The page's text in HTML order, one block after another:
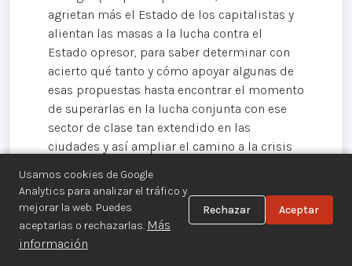
Usamos cookies de Google
Analytics para analizar el tráfico y
mejorar la web. Puedes
aceptarlas o rechazarlas. Más
información
Rechazar Aceptar
agrietan más el Estado de los capitalistas y
alientan las masas a la lucha contra el
Estado opresor, para saber determinar con
acierto qué tanto y cómo apoyar algunas de
esas propuestas hasta encontrar el momento
de superarlas en la lucha conjunta con ese
sector de clase tan extendido en las
ciudades y así ampliar el camino a la crisis
el curso de la lucha de clases que avanza
hacia mayores polarizaciones y
antagonismos y destacará inevitablemente
la importancia de la urgencia de la firmeza